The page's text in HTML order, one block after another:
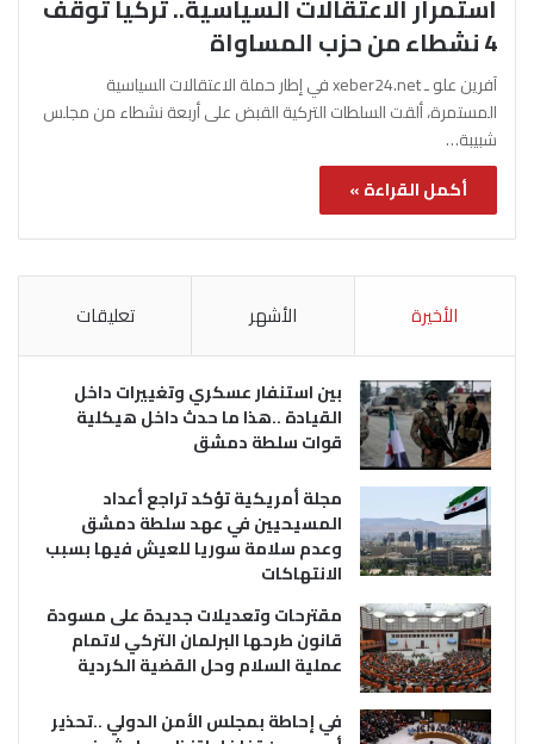
استمرار الاعتقالات السياسية.. تركيا توقف
4 نشطاء من حزب المساواة
آفرين علو ـ xeber24.net في إطار حملة الاعتقالات السياسية
المستمرة، ألقت السلطات التركية القبض على أربعة نشطاء من مجلس
شبيبة…
أكمل القراءة »
الأخيرة الأشهر تعليقات
بين استنفار عسكري وتغييرات داخل
القيادة ..هذا ما حدث داخل هيكلية
قوات سلطة دمشق
مجلة أمريكية تؤكد تراجع أعداد
المسيحيين في عهد سلطة دمشق
وعدم سلامة سوريا للعيش فيها بسبب
الانتهاكات
مقترحات وتعديلات جديدة على مسودة
قانون طرحها البرلمان التركي لاتمام
عملية السلام وحل القضية الكردية
في إحاطة بمجلس الأمن الدولي ..تحذير